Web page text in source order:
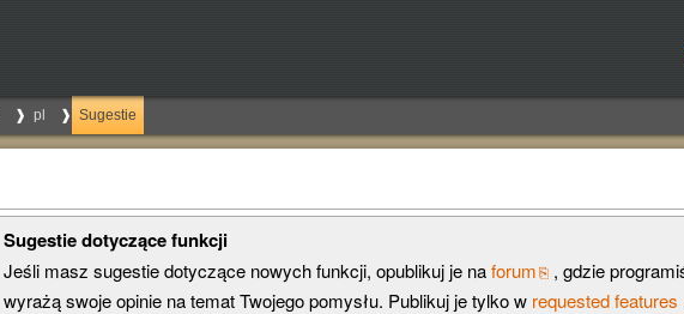
pl Sugestie
Sugestie dotyczące funkcji
Jeśli masz sugestie dotyczące nowych funkcji, opublikuj je naforum , gdzie
wyrażą swoje opinie na temat Twojego pomysłu. Publikuj je tylko w requested features